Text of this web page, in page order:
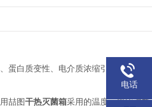
蛋白质变性、电介质浓缩引起中毒等
喆图干热灭菌箱采用的温度一般比湿
电话